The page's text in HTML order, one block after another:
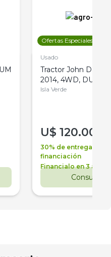
Ofertas Especiales
Usado
Tractor John Deere
2014, 4WD, DUAL
Isla Verde
U$ 120.000
30% de entrega +
financiación
Financialo en 3 años
Consultar